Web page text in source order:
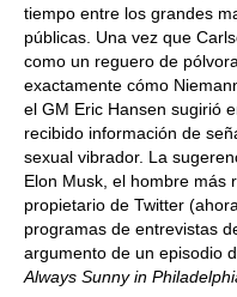
tiempo entre los grandes
públicas. Una vez que
como un reguero de
exactamente cómo
el GM Eric Hansen sugirió
recibido información de
sexual vibrador. La
Elon Musk, el hombre más
propietario de Twitter
programas de entrevistas
argumento de un episodio
Always Sunny in